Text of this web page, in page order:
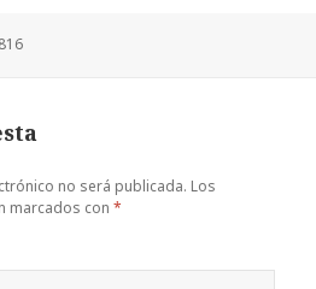
no será publicada. Los
marcados con*